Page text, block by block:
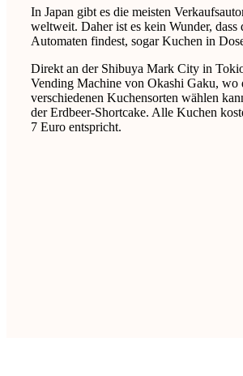
In Japan gibt es die meisten
weltweit. Daher ist es kein Wunder, dass
Automaten findest, sogar Kuchen in
Direkt an der Shibuya Mark City in
Vending Machine von Okashi Gaku, wo
verschiedenen Kuchensorten wählen
der Erdbeer-Shortcake. Alle Kuchen
7 Euro entspricht.